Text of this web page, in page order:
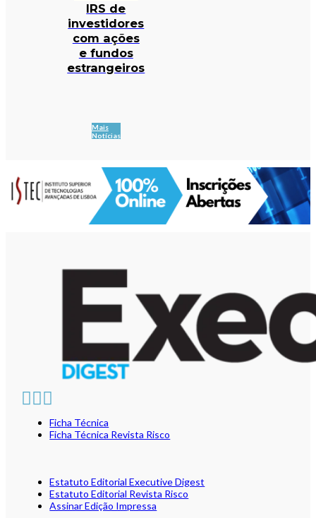
IRS de
investidores
com ações
e fundos
estrangeiros
Mais
Notícias
Ficha Técnica
Ficha Técnica Revista Risco
Estatuto Editorial Executive Digest
Estatuto Editorial Revista Risco
Assinar Edição Impressa